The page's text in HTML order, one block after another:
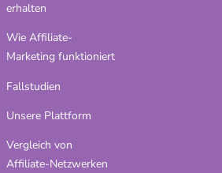
erhalten
Wie Affiliate-
Marketing funktioniert
Fallstudien
Unsere Plattform
Vergleich von
Affiliate-Netzwerken